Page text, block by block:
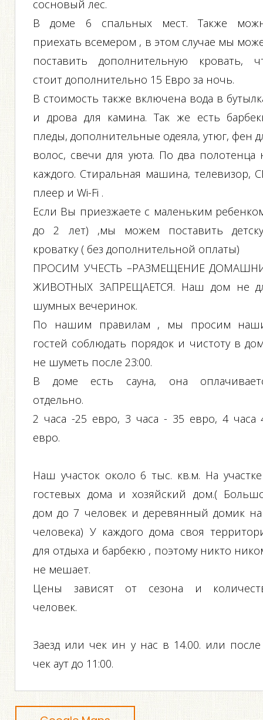
сосновый лес.
В доме 6 спальных мест. Также
приехать всемером , в этом случае мы
поставить дополнительную кровать,
стоит дополнительно 15 Евро за ночь.
В стоимость также включена вода в
и дрова для камина. Так же есть
пледы, дополнительные одеяла, утюг, фен
волос, свечи для уюта. По два полотенца
каждого. Стиральная машина, телевизор,
плеер и Wi-Fi .
Если Вы приезжаете с маленьким
до 2 лет) ,мы можем поставить
кроватку ( без дополнительной оплаты)
ПРОСИМ УЧЕСТЬ –РАЗМЕЩЕНИЕ
ЖИВОТНЫХ ЗАПРЕЩАЕТСЯ. Наш дом не
шумных вечеринок.
По нашим правилам , мы просим
гостей соблюдать порядок и чистоту в
не шуметь после 23:00.
В доме есть сауна, она
отдельно.
2 часа -25 евро, 3 часа - 35 евро, 4 часа
евро.
Наш участок около 6 тыс. кв.м. На
гостевых дома и хозяйский дом.(
дом до 7 человек и деревянный домик
человека) У каждого дома своя
для отдыха и барбекю , поэтому никто
не мешает.
Цены зависят от сезона и
человек.
Заезд или чек ин у нас в 14.00. или
чек аут до 11:00.